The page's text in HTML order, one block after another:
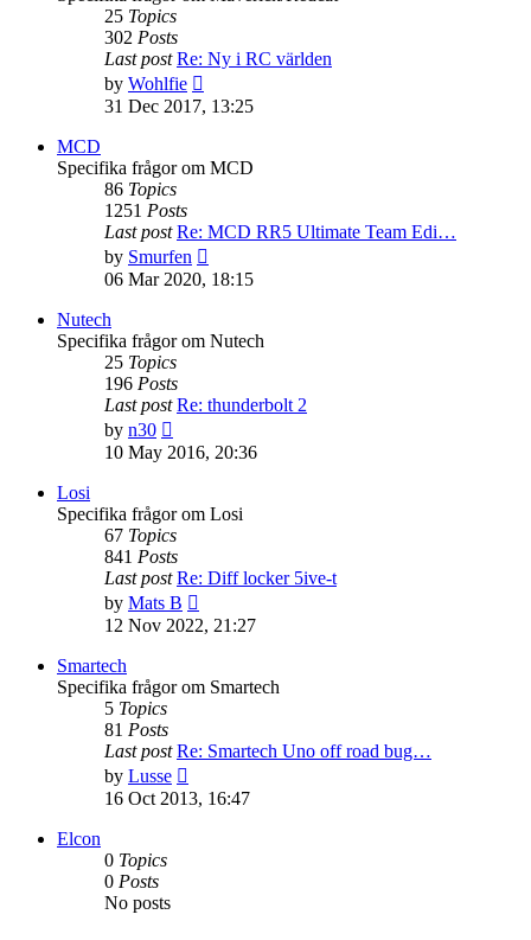
25 Topics
302 Posts
Last post Re: Ny i RC världen
by Wohlfie
the
31 Dec 2017, 13:25
MCD
Specifika frågor om MCD
86 Topics
1251 Posts
Last post Re: MCD RR5 Ultimate Team Edi…
by Smurfen
the
06 Mar 2020, 18:15
Nutech
Specifika frågor om Nutech
25 Topics
196 Posts
Last post Re: thunderbolt 2
by n30
the
10 May 2016, 20:36
Losi
Specifika frågor om Losi
67 Topics
841 Posts
Last post Re: Diff locker 5ive-t
by Mats B
the
12 Nov 2022, 21:27
Smartech
Specifika frågor om Smartech
5 Topics
81 Posts
Last post Re: Smartech Uno off road bug…
by Lusse
the
16 Oct 2013, 16:47
Elcon
0 Topics
0 Posts
No posts